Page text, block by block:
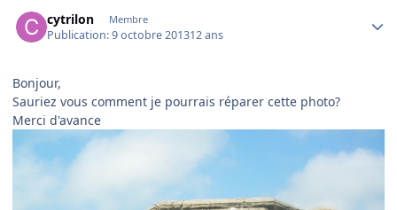
cytrilon Membre
Publication:9 octobre 201312 ans
Bonjour,
Sauriez vous comment je pourrais réparer cette photo?
Merci d'avance